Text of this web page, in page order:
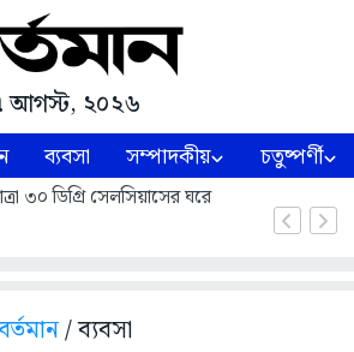
আগস্ট, ২০২৬
ব্যবসা সম্পাদকীয় চতুষ্পর্ণী
৩০ ডিগ্রি সেলসিয়াসের ঘরে
/ ব্যবসা